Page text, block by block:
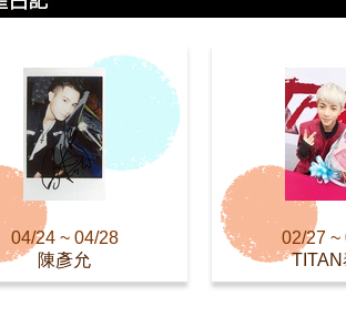
04/24 ~ 04/28
陳彥允
02/27 ~
TITAN